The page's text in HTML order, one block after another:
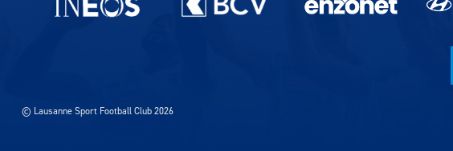
© Lausanne Sport Football Club 2026